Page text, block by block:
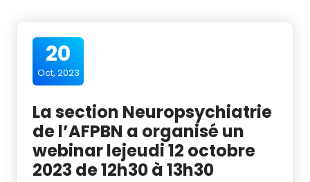
20
Oct, 2023
La section Neuropsychiatrie
de l’AFPBN a organisé un
webinar lejeudi 12 octobre
2023 de 12h30 à 13h30